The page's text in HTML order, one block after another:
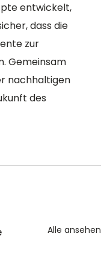
entwickelt,
dass die
zur
Gemeinsam
nachhaltigen
des
Alle ansehen